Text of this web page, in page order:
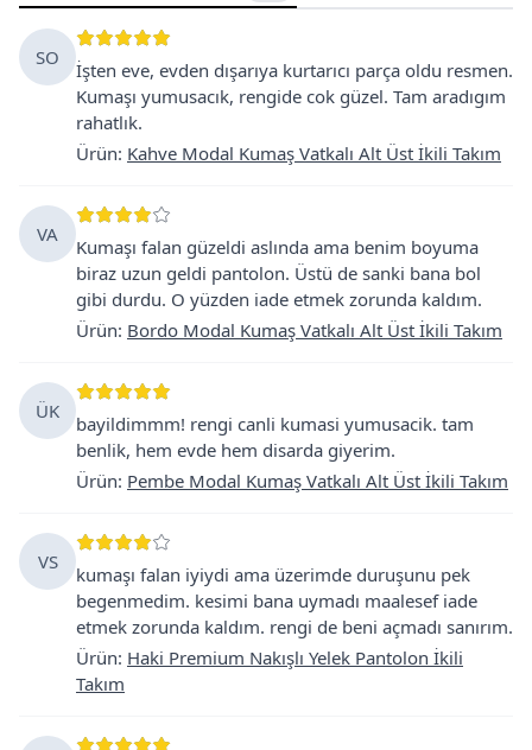
SO
İşten eve, evden dışarıya kurtarıcı parça oldu resmen.
Kumaşı yumusacık, rengide cok güzel. Tam aradıgım
rahatlık.
Ürün: Kahve Modal Kumaş Vatkalı Alt Üst İkili Takım
VA
Kumaşı falan güzeldi aslında ama benim boyuma
biraz uzun geldi pantolon. Üstü de sanki bana bol
gibi durdu. O yüzden iade etmek zorunda kaldım.
Ürün: Bordo Modal Kumaş Vatkalı Alt Üst İkili Takım
ÜK
bayildimmm! rengi canli kumasi yumusacik. tam
benlik, hem evde hem disarda giyerim.
Ürün: Pembe Modal Kumaş Vatkalı Alt Üst İkili Takım
VS
kumaşı falan iyiydi ama üzerimde duruşunu pek
begenmedim. kesimi bana uymadı maalesef iade
etmek zorunda kaldım. rengi de beni açmadı sanırım.
Ürün: Haki Premium Nakışlı Yelek Pantolon İkili
Takım